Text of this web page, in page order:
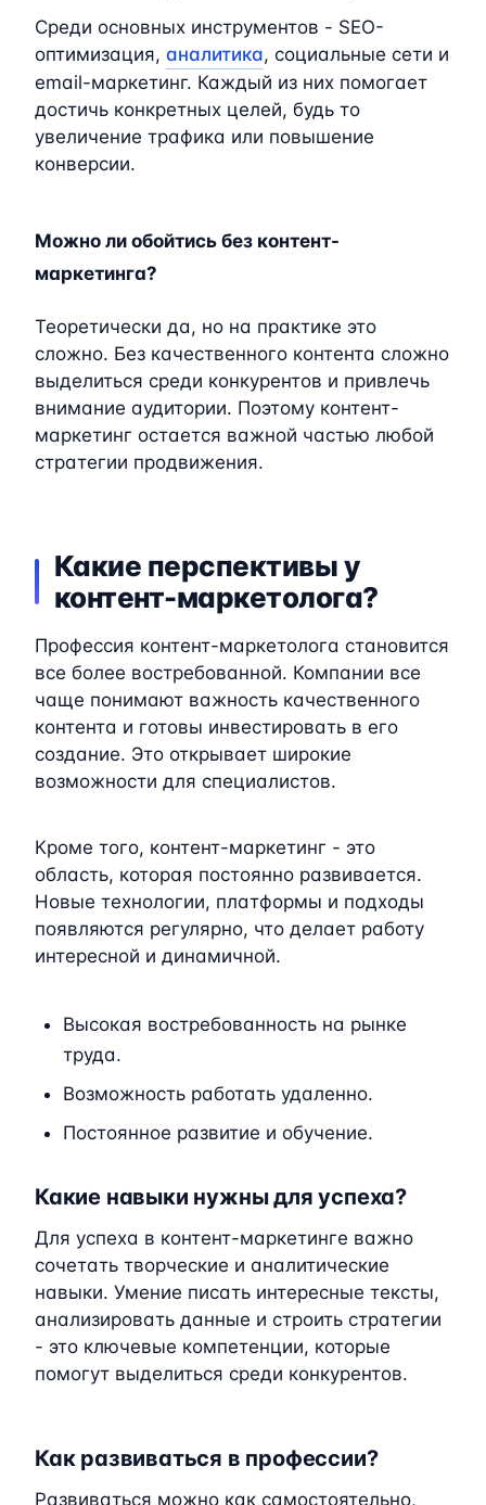
Среди основных инструментов - SEO-
оптимизация, аналитика, социальные сети и
email-маркетинг. Каждый из них помогает
достичь конкретных целей, будь то
увеличение трафика или повышение
конверсии.
Можно ли обойтись без контент-
маркетинга?
Теоретически да, но на практике это
сложно. Без качественного контента сложно
выделиться среди конкурентов и привлечь
внимание аудитории. Поэтому контент-
маркетинг остается важной частью любой
стратегии продвижения.
Какие перспективы у
контент-маркетолога?
Профессия контент-маркетолога становится
все более востребованной. Компании все
чаще понимают важность качественного
контента и готовы инвестировать в его
создание. Это открывает широкие
возможности для специалистов.
Кроме того, контент-маркетинг - это
область, которая постоянно развивается.
Новые технологии, платформы и подходы
появляются регулярно, что делает работу
интересной и динамичной.
Высокая востребованность на рынке
труда.
Возможность работать удаленно.
Постоянное развитие и обучение.
Какие навыки нужны для успеха?
Для успеха в контент-маркетинге важно
сочетать творческие и аналитические
навыки. Умение писать интересные тексты,
анализировать данные и строить стратегии
- это ключевые компетенции, которые
помогут выделиться среди конкурентов.
Как развиваться в профессии?
Развиваться можно как самостоятельно,